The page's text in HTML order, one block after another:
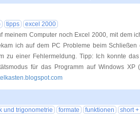
tipps
excel 2000
meinem Computer noch Excel 2000, mit dem
ich auf dem PC Probleme beim
zu einer Fehlermeldung. Tipp: Ich konnte
für das Pro­gramm auf Windows XP
und trigonometrie formate funktionen
short